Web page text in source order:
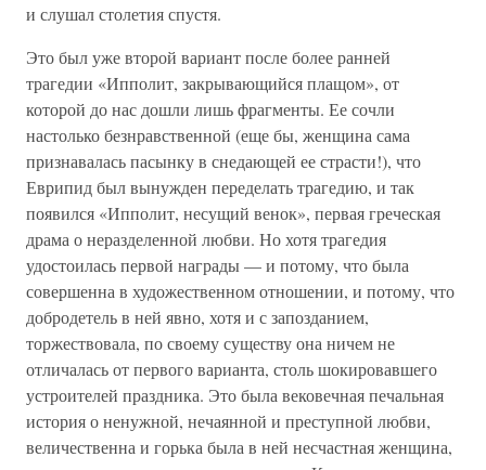
и слушал столетия спустя.
Это был уже второй вариант после более ранней
трагедии «Ипполит, закрывающийся плащом», от
которой до нас дошли лишь фрагменты. Ее сочли
настолько безнравственной (еще бы, женщина сама
признавалась пасынку в снедающей ее страсти!), что
Еврипид был вынужден переделать трагедию, и так
появился «Ипполит, несущий венок», первая греческая
драма о неразделенной любви. Но хотя трагедия
удостоилась первой награды — и потому, что была
совершенна в художественном отношении, и потому, что
добродетель в ней явно, хотя и с запозданием,
торжествовала, по своему существу она ничем не
отличалась от первого варианта, столь шокировавшего
устроителей праздника. Это была вековечная печальная
история о ненужной, нечаянной и преступной любви,
величественна и горька была в ней несчастная женщина,